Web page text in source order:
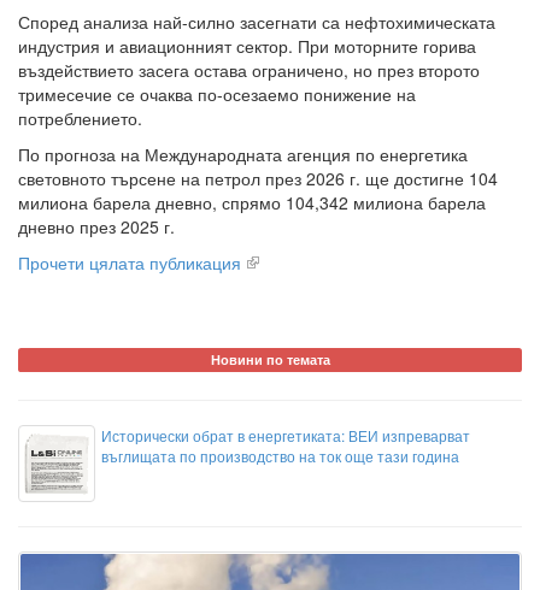
Според анализа най-силно засегнати са нефтохимическата
индустрия и авиационният сектор. При моторните горива
въздействието засега остава ограничено, но през второто
тримесечие се очаква по-осезаемо понижение на
потреблението.
По прогноза на Международната агенция по енергетика
световното търсене на петрол през 2026 г. ще достигне 104
милиона барела дневно, спрямо 104,342 милиона барела
дневно през 2025 г.
Прочети цялата публикация
Новини по темата
Исторически обрат в енергетиката: ВЕИ изпреварват
въглищата по производство на ток още тази година